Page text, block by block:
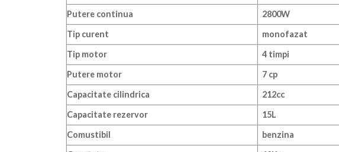
Putere continua
2800W
Tip curent
monofazat
Tip motor
4 timpi
Putere motor
7 cp
Capacitate cilindrica
212cc
Capacitate rezervor
15L
Comustibil
benzina